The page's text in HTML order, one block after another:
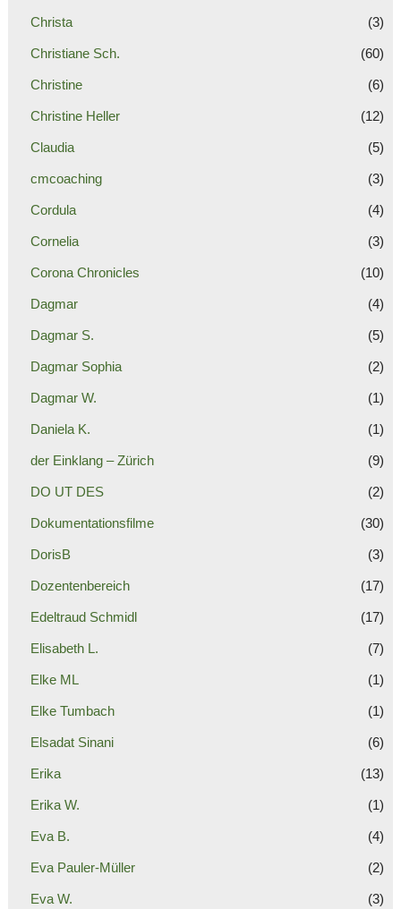
Christa (3)
Christiane Sch. (60)
Christine (6)
Christine Heller (12)
Claudia (5)
cmcoaching (3)
Cordula (4)
Cornelia (3)
Corona Chronicles (10)
Dagmar (4)
Dagmar S. (5)
Dagmar Sophia (2)
Dagmar W. (1)
Daniela K. (1)
der Einklang – Zürich (9)
DO UT DES (2)
Dokumentationsfilme (30)
DorisB (3)
Dozentenbereich (17)
Edeltraud Schmidl (17)
Elisabeth L. (7)
Elke ML (1)
Elke Tumbach (1)
Elsadat Sinani (6)
Erika (13)
Erika W. (1)
Eva B. (4)
Eva Pauler-Müller (2)
Eva W. (3)